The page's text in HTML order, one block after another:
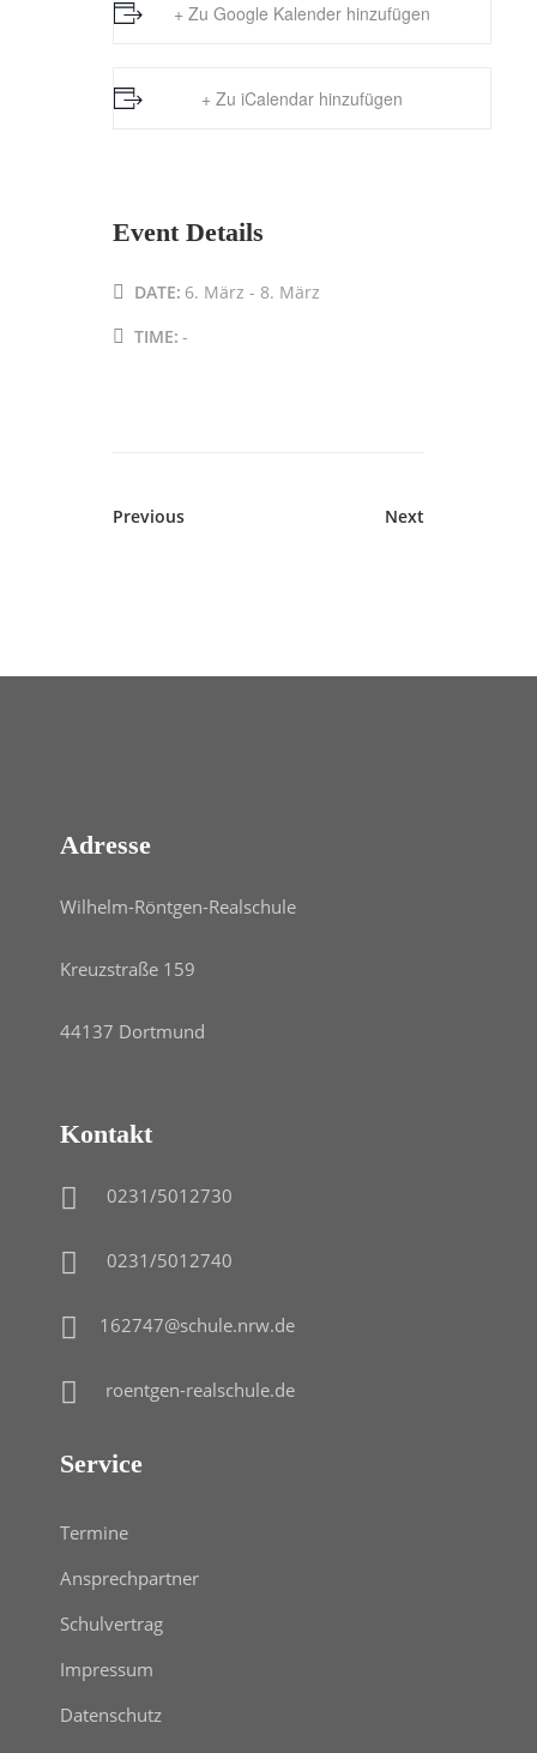
+ Zu Google Kalender hinzufügen
+ Zu iCalendar hinzufügen
Event Details
DATE: 6. März - 8. März
TIME: -
Previous Next
Adresse
Wilhelm-Röntgen-Realschule
Kreuzstraße 159
44137 Dortmund
Kontakt
0231/5012730
0231/5012740
162747@schule.nrw.de
roentgen-realschule.de
Service
Termine
Ansprechpartner
Schulvertrag
Impressum
Datenschutz